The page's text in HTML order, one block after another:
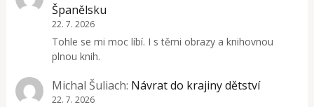
Španělsku
22. 7. 2026
Tohle se mi moc líbí. I s těmi obrazy a knihovnou
plnou knih.
Michal Šuliach: Návrat do krajiny dětství
22. 7. 2026